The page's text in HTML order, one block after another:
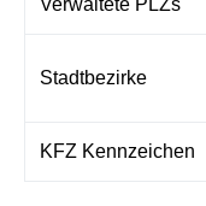
Verwaltete PLZs
Stadtbezirke
KFZ Kennzeichen